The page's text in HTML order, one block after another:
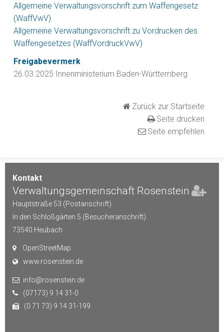
Kontakt
Verwaltungsgemeinschaft Rosenstein
Hauptstraße 53 (Postanschrift)
In den Schloßgärten 5 (Besucheranschrift)
73540 Heubach
OpenStreetMap
www.rosenstein.de
info@rosenstein.de
(07173) 9 14 31-0
(0 71 73) 9 14 31-199
Allgemeine Verwaltungsvorschrift zum Waffengesetz
(WaffVwV)
Allgemeine Verwaltungsvorschrift zu Vordrucken des
Waffengesetzes (WaffVordruckVwV)
Freigabevermerk
26.03.2025 Innenministerium Baden-Württemberg
Zurück zur Startseite
Seite drucken
Seite empfehlen